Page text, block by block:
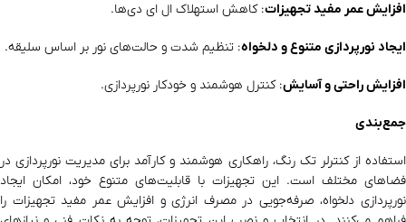
افزایش عمر مفید تجهیزات: کاهش استهلاک ال ای دی‌ها.
ایجاد نورپردازی متنوع و دلخواه: تنظیم شدت و حالت‌های نور بر اساس سلیقه.
افزایش راحتی و آسایش: کنترل هوشمند و خودکار نورپردازی.
جمع‌بندی
استفاده از کنترلر تک رنگ، راهکاری هوشمند و کارآمد برای مدیریت نورپردازی در
فضاهای مختلف است. این تجهیزات با قابلیت‌های متنوع خود، امکان ایجاد
نورپردازی دلخواه، صرفه‌جویی در مصرف انرژی و افزایش عمر مفید تجهیزات را